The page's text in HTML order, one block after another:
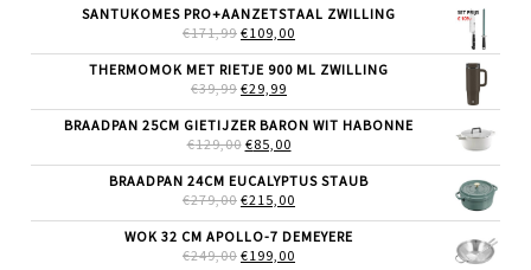
WAS:
€229,00.
IS:
SANTUKOMES PRO+AANZETSTAAL ZWILLING
€171,99 OORSPRONKELIJKE
WAS:
€171,99.
€109,00
IS:
THERMOMOK MET RIETJE 900 ML ZWILLING
€39,99 OORSPRONKELIJKE
WAS:
€39,99.
€29,99
IS:
€29,99.
BRAADPAN 25CM GIETIJZER BARON WIT HABONNE
€129,00 OORSPRONKELIJKE
WAS:
€129,00.
€85,00HUIDIGE
IS:
€85,00.
BRAADPAN 24CM EUCALYPTUS STAUB
€279,00 OORSPRONKELIJKE
WAS:
€279,00.
€215,00
IS:
WOK 32 CM APOLLO-7 DEMEYERE
€249,00 OORSPRONKELIJKE
€199,00